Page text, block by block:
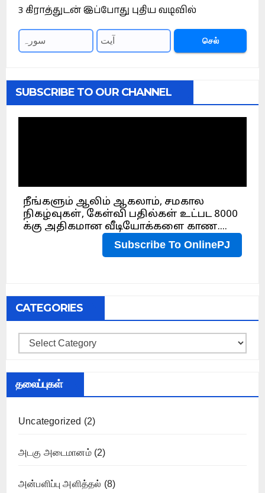
3 கிராத்துடன் இப்போது புதிய வடிவில்
செல்
SUBSCRIBE TO OUR CHANNEL
CATEGORIES
Categories
தலைப்புகள்
Uncategorized (2)
அடகு அடைமானம்(2)
அன்பளிப்பு அளித்தல் (8)